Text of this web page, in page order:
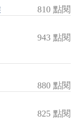
810 點閱
943 點閱
880 點閱
825 點閱